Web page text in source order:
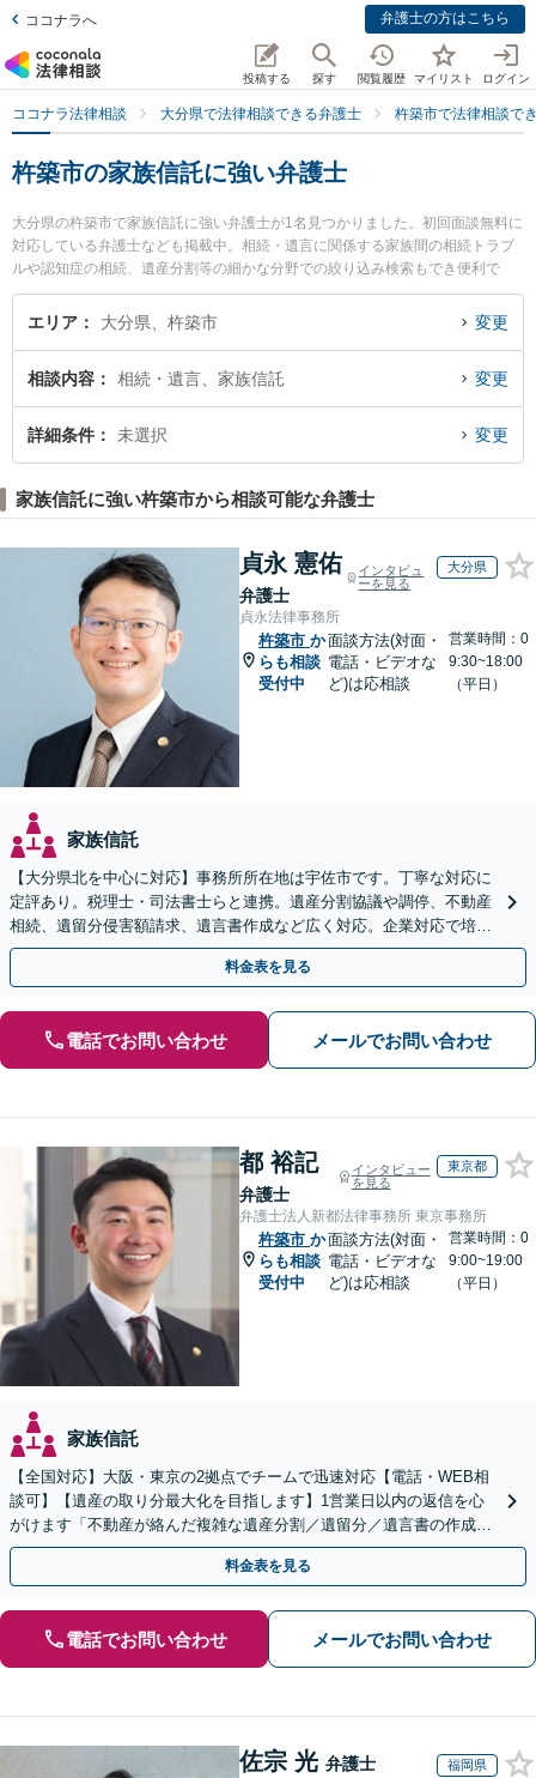
ココナラへ 弁護士の方はこちら
投稿する 探す 閲覧履歴 マイリスト ログイン
ココナラ法律相談 大分県で法律相談できる弁護士 杵築市で法律相談で
杵築市の家族信託に強い弁護士
大分県の杵築市で家族信託に強い弁護士が1名見つかりました。初回面談無料に
対応している弁護士なども掲載中。相続・遺言に関係する家族間の相続トラブ
ルや認知症の相続、遺産分割等の細かな分野での絞り込み検索もでき便利で
す。特に弁護士法人古庄総合法律事務所の森若 利幸弁護士のプロフィール情報
や弁護士費用、強みなどが注目されています。『杵築市で土日や夜間に発生し
律相談できる杵築市内の弁護士に相談予約したい』などでお困りの相談者さん
におすすめです。
エリア 大分県、杵築市 変更
相談内容 相続・遺言、家族信託 変更
詳細条件 未選択 変更
家族信託に強い杵築市から相談可能な弁護士
貞永 憲佑
弁護士
インタビュ
ーを見る
大分県
貞永法律事務所
杵築市 か
らも相談
受付中
面談方法(対面・
電話・ビデオな
ど)は応相談
営業時間：0
9:30~18:00
（平日）
家族信託
【大分県北を中心に対応】事務所所在地は宇佐市です。丁寧な対応に
定評あり。税理士・司法書士らと連携。遺産分割協議や調停、不動産
相続、遺留分侵害額請求、遺言書作成など広く対応。企業対応で培っ
た根回し・交渉力で円滑な解決を全力でサポートいたします
料金表を見る
電話でお問い合わせ メールでお問い合わせ
都 裕記
弁護士
インタビュー
を見る
東京都
弁護士法人新都法律事務所 東京事務所
杵築市 か
らも相談
受付中
面談方法(対面・
電話・ビデオな
ど)は応相談
営業時間：0
9:00~19:00
（平日）
家族信託
【全国対応】大阪・東京の2拠点でチームで迅速対応【電話・WEB相
談可】【遺産の取り分最大化を目指します】1営業日以内の返信を心
がけます「不動産が絡んだ複雑な遺産分割／遺留分／遺言書の作成・
執行／事業承継など、お任せください」【休日相談あり】
料金表を見る
電話でお問い合わせ メールでお問い合わせ
佐宗 光 弁護士 福岡県